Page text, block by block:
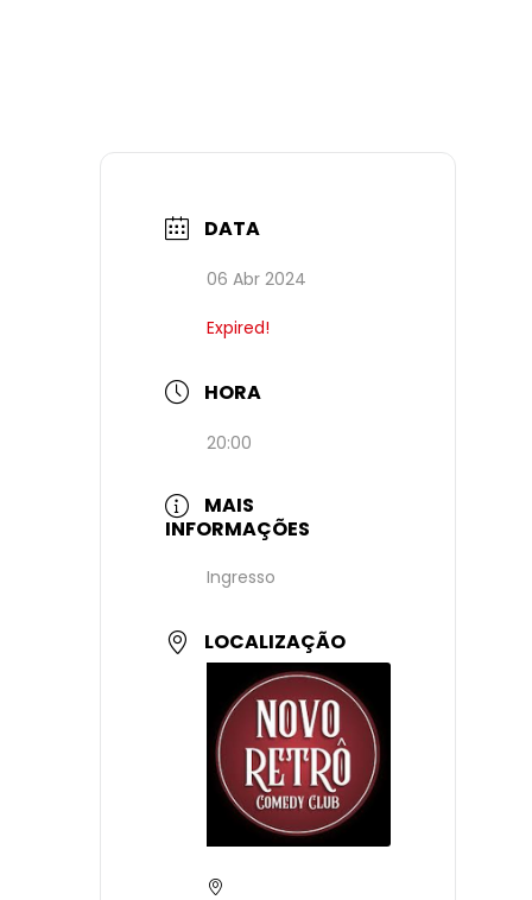
DATA
06 Abr 2024
Expired!
HORA
20:00
MAIS
INFORMAÇÕES
Ingresso
LOCALIZAÇÃO